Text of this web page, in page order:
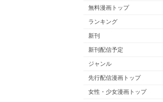
無料漫画トップ
ランキング
新刊
新刊配信予定
ジャンル
先行配信漫画トップ
女性・少女漫画トップ